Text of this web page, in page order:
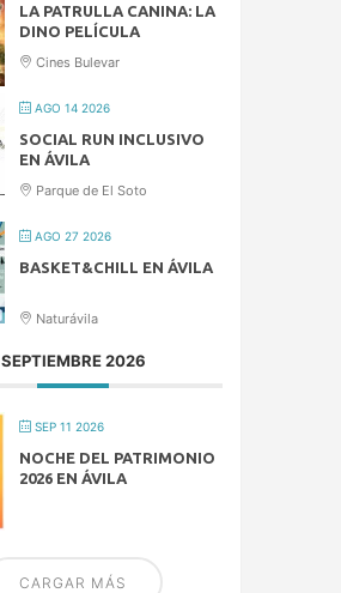
LA PATRULLA CANINA: LA
DINO PELÍCULA
Cines Bulevar
AGO 14 2026
SOCIAL RUN INCLUSIVO
EN ÁVILA
Parque de El Soto
AGO 27 2026
BASKET&CHILL EN ÁVILA
Naturávila
SEPTIEMBRE 2026
SEP 11 2026
NOCHE DEL PATRIMONIO
2026 EN ÁVILA
CARGAR MÁS